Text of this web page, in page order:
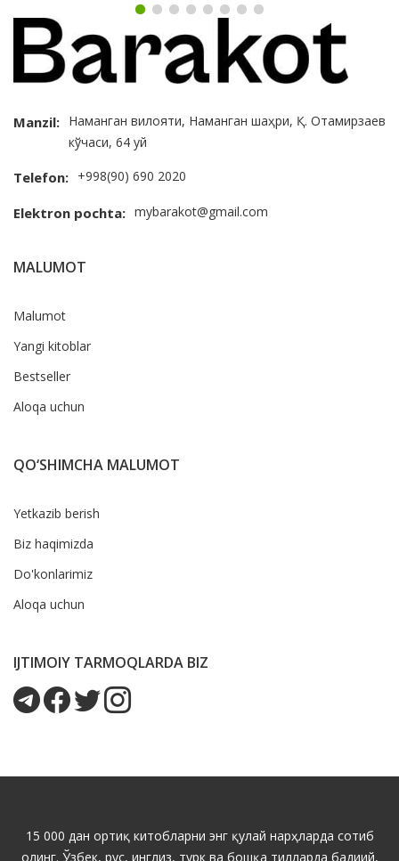
Manzil: Наманган вилояти, Наманган шаҳри, Қ. Отамирзаев
кўчаси, 64 уй
Telefon: +998(90) 690 2020
Elektron pochta: mybarakot@gmail.com
MALUMOT
Malumot
Yangi kitoblar
Bestseller
Aloqa uchun
QO‘SHIMCHA MALUMOT
Yetkazib berish
Biz haqimizda
Do'konlarimiz
Aloqa uchun
IJTIMOIY TARMOQLARDA BIZ
15 000 дан ортиқ китобларни энг қулай нарҳларда сотиб
олинг. Ўзбек, рус, инглиз, турк ва бошқа тилларда бадиий,